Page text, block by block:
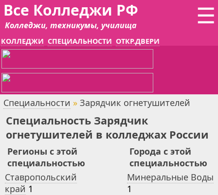
☰
Все Колледжи РФ
Колледжи, техникумы, училища
КОЛЛЕДЖИ СПЕЦИАЛЬНОСТИ ОТКР.ДВЕРИ
Специальности » Зарядчик огнетушителей
Специальность Зарядчик
огнетушителей в колледжах России
Регионы с этой
специальностью
Ставропольский
край 1
Города с этой
специальностью
Минеральные Воды
1